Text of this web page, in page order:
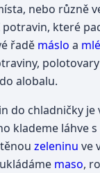
nebo různě
které
řadě máslo a
alobalu.
do chladničky je
klademe láhve
zeleninu ve
maso,